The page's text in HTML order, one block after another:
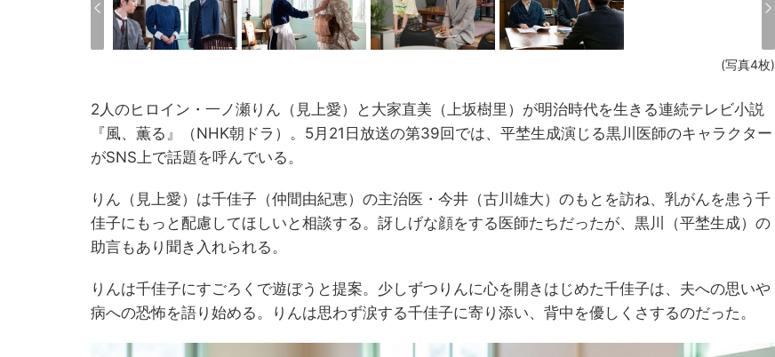
(写真4枚)
2人のヒロイン・一ノ瀬りん（見上愛）と大家直美（上坂樹里）が明治時代を生きる連続テレビ小説
『風、薫る』（NHK朝ドラ）。5月21日放送の第39回では、平埜生成演じる黒川医師のキャラクター
がSNS上で話題を呼んでいる。
りん（見上愛）は千佳子（仲間由紀恵）の主治医・今井（古川雄大）のもとを訪ね、乳がんを患う千
佳子にもっと配慮してほしいと相談する。訝しげな顔をする医師たちだったが、黒川（平埜生成）の
助言もあり聞き入れられる。
りんは千佳子にすごろくで遊ぼうと提案。少しずつりんに心を開きはじめた千佳子は、夫への思いや
病への恐怖を語り始める。りんは思わず涙する千佳子に寄り添い、背中を優しくさするのだった。